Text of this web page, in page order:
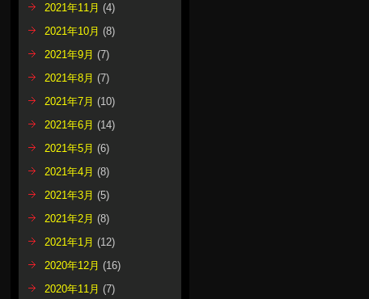
2021年11月 (4)
2021年10月 (8)
2021年9月 (7)
2021年8月 (7)
2021年7月 (10)
2021年6月 (14)
2021年5月 (6)
2021年4月 (8)
2021年3月 (5)
2021年2月 (8)
2021年1月 (12)
2020年12月 (16)
2020年11月 (7)